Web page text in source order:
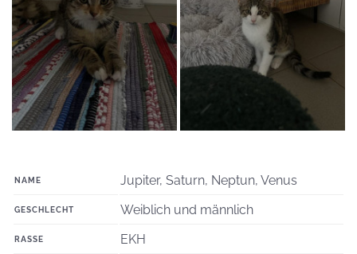
NAME Jupiter, Saturn, Neptun, Venus
GESCHLECHT Weiblich und männlich
RASSE EKH